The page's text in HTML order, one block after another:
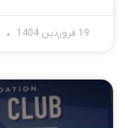
19 فروردین 1404